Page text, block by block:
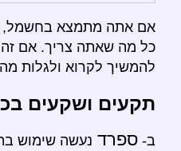
אם אתה מתמצא בחשמל,
כל מה שאתה צריך. אם
להמשיך לקרוא ולגלות
תקעים ושקעים
ב- ספרד נעשה שימוש